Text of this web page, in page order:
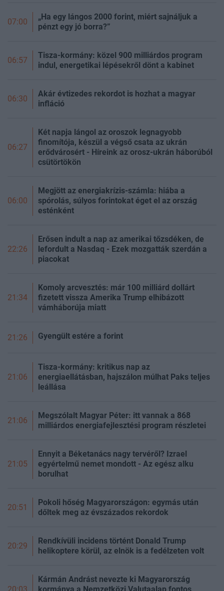
07:00
„Ha egy lángos 2000 forint, miért sajnáljuk a
pénzt egy jó borra?”
06:57
Tisza-kormány: közel 900 milliárdos program
indul, energetikai lépésekről dönt a kabinet
06:30
Akár évtizedes rekordot is hozhat a magyar
infláció
06:27
Két napja lángol az oroszok legnagyobb
finomítója, készül a végső csata az ukrán
erődvárosért - Híreink az orosz-ukrán háborúból
csütörtökön
06:00
Megjött az energiakrízis-számla: hiába a
spórolás, súlyos forintokat éget el az ország
esténként
22:26
Erősen indult a nap az amerikai tőzsdéken, de
lefordult a Nasdaq - Ezek mozgatták szerdán a
piacokat
21:34
Komoly arcvesztés: már 100 milliárd dollárt
fizetett vissza Amerika Trump elhibázott
vámháborúja miatt
21:26 Gyengült estére a forint
21:06
Tisza-kormány: kritikus nap az
energiaellátásban, hajszálon múlhat Paks teljes
leállása
21:06
Megszólalt Magyar Péter: itt vannak a 868
milliárdos energiafejlesztési program részletei
21:05
Ennyit a Béketanács nagy tervéről? Izrael
egyértelmű nemet mondott - Az egész alku
borulhat
20:51
Pokoli hőség Magyarországon: egymás után
dőltek meg az évszázados rekordok
20:29
Rendkívüli incidens történt Donald Trump
helikoptere körül, az elnök is a fedélzeten volt
Kármán Andrást nevezte ki Magyarország